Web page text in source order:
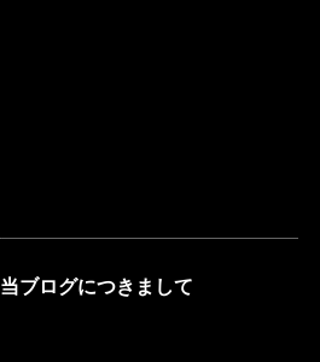
当ブログにつきまして